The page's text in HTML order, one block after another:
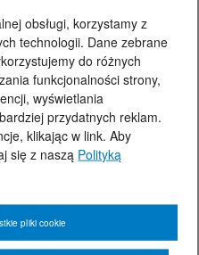
obsługi, korzystamy z
technologii. Dane zebrane
do różnych
funkcjonalności strony,
wyświetlania
przydatnych reklam.
klikając w link. Aby
się z naszą Polityką
pliki cookie